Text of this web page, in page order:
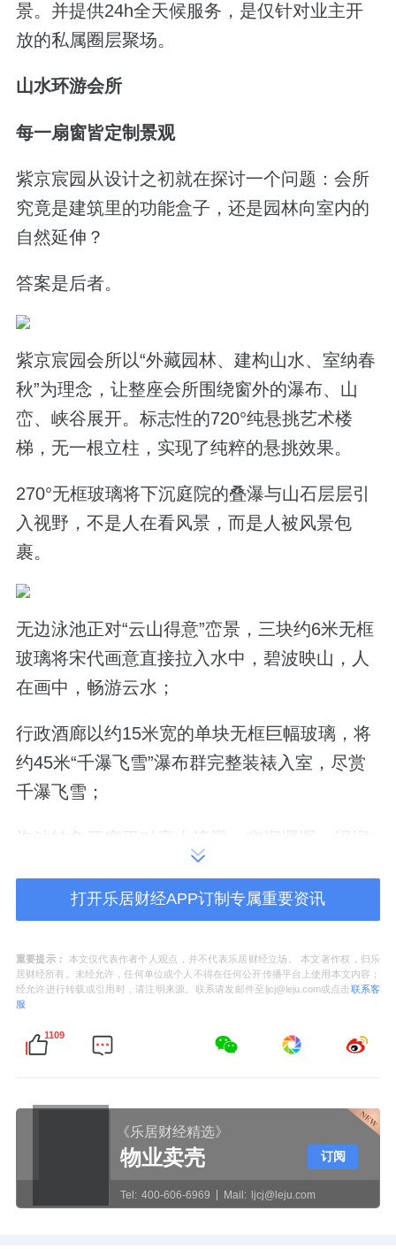
景。并提供24h全天候服务，是仅针对业主开
放的私属圈层聚场。
山水环游会所
每一扇窗皆定制景观
紫京宸园从设计之初就在探讨一个问题：会所
究竟是建筑里的功能盒子，还是园林向室内的
自然延伸？
答案是后者。
紫京宸园会所以“外藏园林、建构山水、室纳春
秋”为理念，让整座会所围绕窗外的瀑布、山
峦、峡谷展开。标志性的720°纯悬挑艺术楼
梯，无一根立柱，实现了纯粹的悬挑效果。
270°无框玻璃将下沉庭院的叠瀑与山石层层引
入视野，不是人在看风景，而是人被风景包
裹。
无边泳池正对“云山得意”峦景，三块约6米无框
玻璃将宋代画意直接拉入水中，碧波映山，人
在画中，畅游云水；
行政酒廊以约15米宽的单块无框巨幅玻璃，将
约45米“千瀑飞雪”瀑布群完整装裱入室，尽赏
千瀑飞雪；
泡池转角开窗正对高山流瀑，幽涧潺潺，浸润
汤泉，归于闲逸；健身房被林木葱郁环抱，律
动之间，焕活高能人生；
SPA隐于林涧，自然疗愈身心；
空山，一席茶叙漫享时光。
这种“面面观景、步步游园”的设计，不是为了
打开乐居财经APP订制专属重要资讯
重要提示：
本文仅代表作者个人观点，并不代表乐居财经立场。 本文著作权，归乐
居财经所有。未经允许，任何单位或个人不得在任何公开传播平台上使用本文内容；
经允许进行转载或引用时，请注明来源。联系请发邮件至ljcj@leju.com或点击联系客
服
1109
《乐居财经精选》
物业卖壳
Tel: 400-606-6969 Mail: ljcj@leju.com
订阅